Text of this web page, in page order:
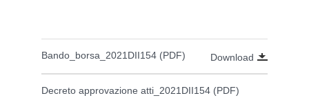
Bando_borsa_2021DII154 (PDF) Download
Decreto approvazione atti_2021DII154 (PDF)